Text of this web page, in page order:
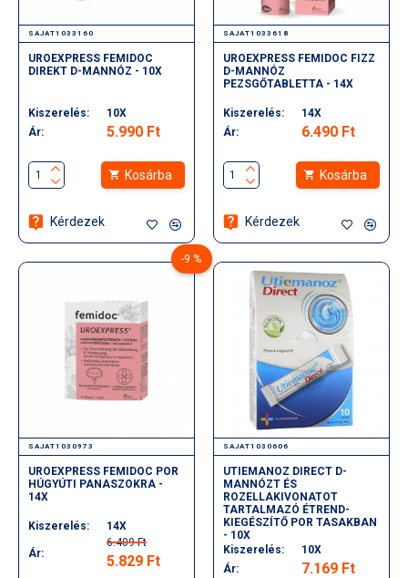
SAJAT1033160
UROEXPRESS FEMIDOC
DIREKT D-MANNÓZ - 10X
Kiszerelés:
10X
Ár:
5.990 Ft
Kosárba
Kérdezek
SAJAT1033618
UROEXPRESS FEMIDOC FIZZ
D-MANNÓZ
PEZSGŐTABLETTA - 14X
Kiszerelés:
14X
Ár:
6.490 Ft
Kosárba
Kérdezek
-9 %
SAJAT1030973
UROEXPRESS FEMIDOC POR
HÚGYÚTI PANASZOKRA -
14X
Kiszerelés: 14X
Ár:
6.409 Ft
5.829 Ft
SAJAT1030606
UTIEMANOZ DIRECT D-
MANNÓZT ÉS
ROZELLAKIVONATOT
TARTALMAZÓ ÉTREND-
KIEGÉSZÍTŐ POR TASAKBAN
- 10X
Kiszerelés:
10X
Ár:
7.169 Ft